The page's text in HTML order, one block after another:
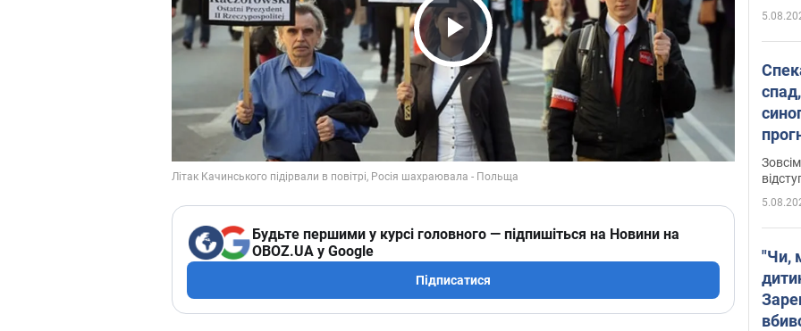
Play Video
Будьте першими у курсі головного — підпишіться на Новини на
OBOZ.UA у Google
Підписатися
"Чи,